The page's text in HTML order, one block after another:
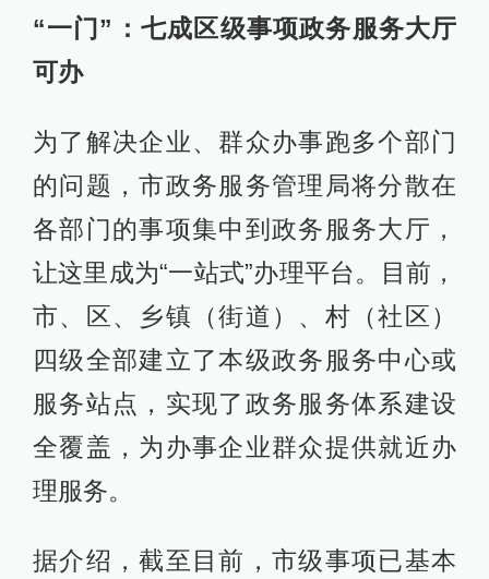
“一门”：七成区级事项政务服务大厅
可办
为了解决企业、群众办事跑多个部门
的问题，市政务服务管理局将分散在
各部门的事项集中到政务服务大厅，
让这里成为“一站式”办理平台。目前，
市、区、乡镇（街道）、村（社区）
四级全部建立了本级政务服务中心或
服务站点，实现了政务服务体系建设
全覆盖，为办事企业群众提供就近办
理服务。
据介绍，截至目前，市级事项已基本